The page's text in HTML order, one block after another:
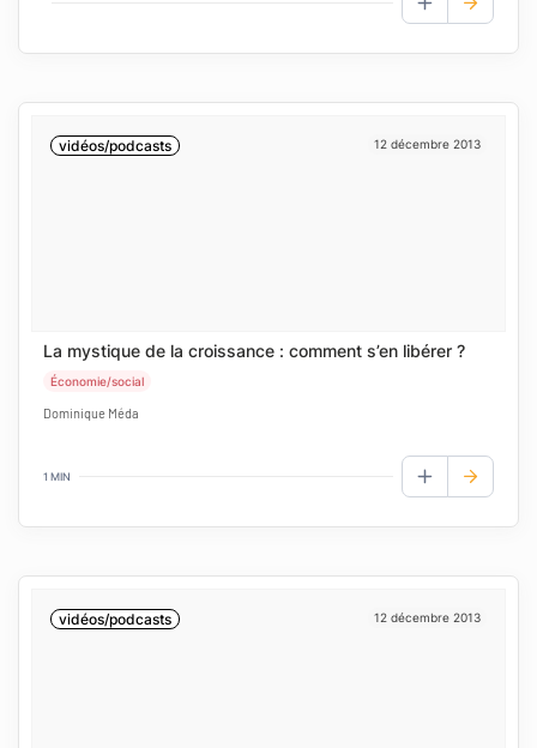
AJOUTER
vidéos/podcasts 12 décembre 2013
La mystique de la croissance : comment s’en libérer ?
Économie/social
Dominique Méda
1 MIN
AJOUTER
vidéos/podcasts 12 décembre 2013